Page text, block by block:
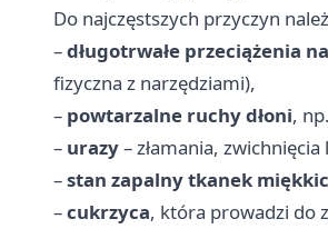
Do najczęstszych przyczyn
–długotrwałe przeciążenia
fizyczna z narzędziami),
– powtarzalne ruchy dłoni,
– urazy– złamania,
–stan zapalny tkanek
–cukrzyca, która prowadzi do